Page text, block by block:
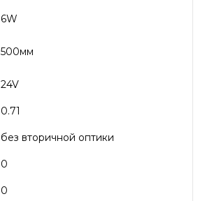
6W
500мм
24V
0.71
без вторичной оптики
0
0